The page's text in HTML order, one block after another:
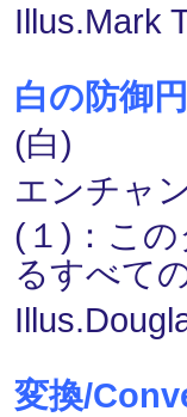
Illus.Mark
白の防御
(白)
エンチャ
(１)：こ
るすべて
変換/